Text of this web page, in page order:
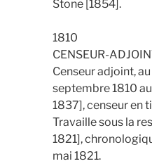
Stone [1854].
1810
CENSEUR-
Censeur adjoint,
septembre 1810
1837], censeur en
Travaille sous la
1821],
mai 1821.